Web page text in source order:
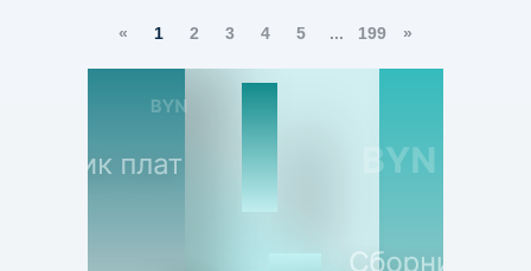
« 1 2 3 4 5 ... 199 »